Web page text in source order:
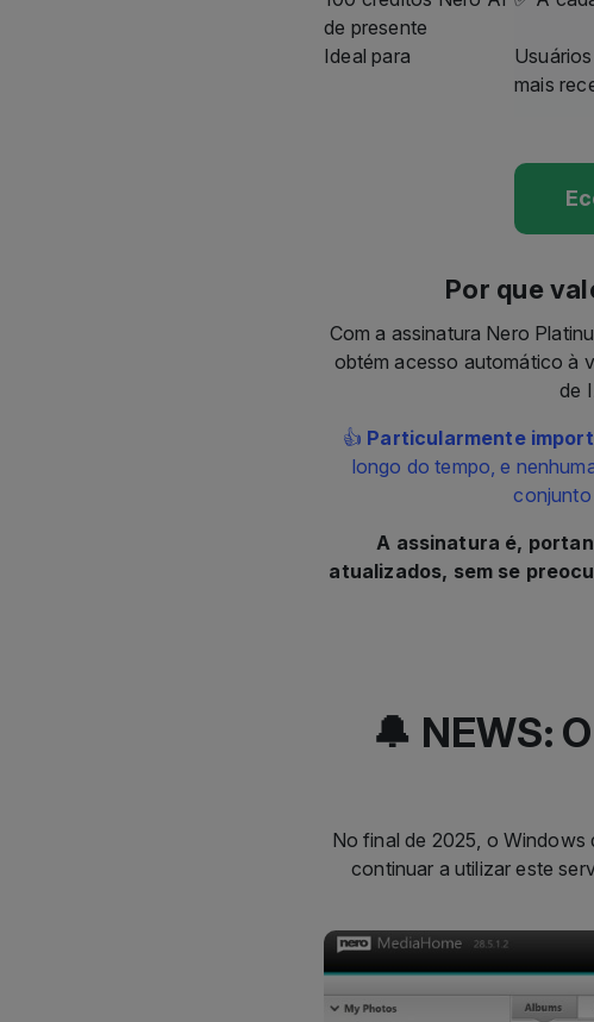
Por que
obtém acesso automático à
👍Particularmente
longo do tempo, e
A assinatura é,
atualizados, sem se
No final de 2025, o
continuar a utilizar este